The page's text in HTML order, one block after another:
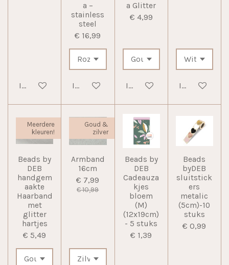
In winkelwagen
a –
stainless
steel
€ 16,99
In winkelwagen
a Glitter
€ 4,99
In winkelwagenIn
Meerdere
kleuren!
Beads by
DEB
handgem
aakte
Haarband
met
glitter
hartjes
€ 5,49
Goud &
zilver
Armband
16cm
€ 7,99
€ 10,99
Beads by
DEB
Cadeauza
kjes
bloem
(M)
(12x19cm)
- 5 stuks
€ 1,39
Beads
byDEB
sluitstick
ers
metalic
(5cm)-10
stuks
€ 0,99